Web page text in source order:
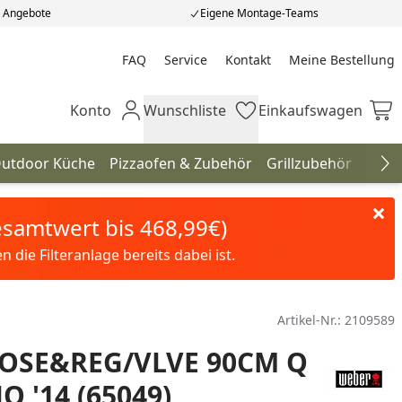
Eigene Montage-Teams
FAQ Service Kontakt Meine Bestellung
Meine Bestellung
Mein Konto
Konto Wunschliste
Wunschliste Einkaufswagen
Einkaufswagen
Küche Pizzaofen & Zubehör Grillzubehör
bis 468,99€)
die Filteranlage bereits dabei ist.
Artikel-Nr.: 2109589
VLVE 90CM Q